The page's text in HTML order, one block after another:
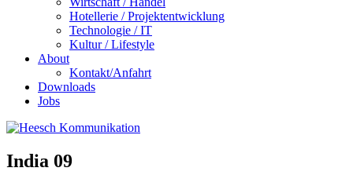
Hotellerie / Projektentwicklung
Technologie / IT
Kultur / Lifestyle
About
Kontakt/Anfahrt
Downloads
Jobs
India 09